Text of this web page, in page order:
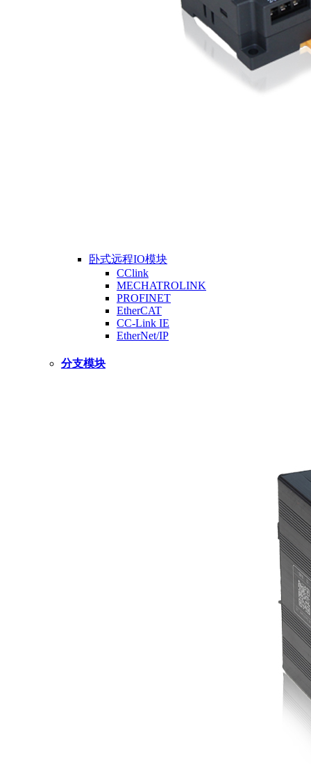
卧式远程IO模块
CClink
MECHATROLINK
PROFINET
EtherCAT
CC-Link IE
EtherNet/IP
分支模块